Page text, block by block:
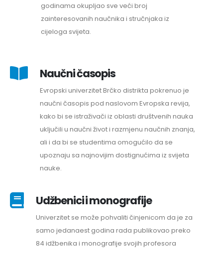
godinama okupljao sve veći broj
zainteresovanih naučnika i stručnjaka iz
cijeloga svijeta.
Naučni časopis
Evropski univerzitet Brčko distrikta pokrenuo je
naučni časopis pod naslovom Evropska revija,
kako bi se istraživači iz oblasti društvenih nauka
uključili u naučni život i razmjenu naučnih znanja,
ali i da bi se studentima omogućilo da se
upoznaju sa najnovijim dostignućima iz svijeta
nauke.
Udžbenici i monografije
Univerzitet se može pohvaliti činjenicom da je za
samo jedanaest godina rada publikovao preko
84 idžbenika i monografije svojih profesora